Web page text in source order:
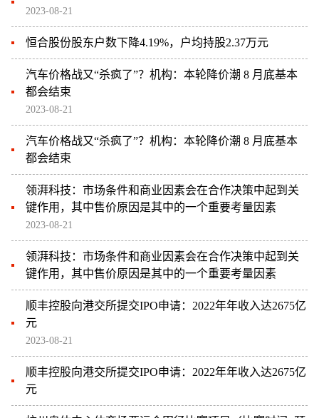
2023-08-21
恒合股份股东户数下降4.19%，户均持股2.37万元
汽车价格战又“杀疯了”？机构：本轮降价潮 8 月底基本
都会结束
2023-08-21
汽车价格战又“杀疯了”？机构：本轮降价潮 8 月底基本
都会结束
领湃科技：市场条件和商业因素会在合作决策中起到关
键作用，其中售价原因是其中的一个重要考量因素
2023-08-21
领湃科技：市场条件和商业因素会在合作决策中起到关
键作用，其中售价原因是其中的一个重要考量因素
顺丰控股向港交所提交IPO申请：2022年年收入达2675亿
元
2023-08-21
顺丰控股向港交所提交IPO申请：2022年年收入达2675亿
元